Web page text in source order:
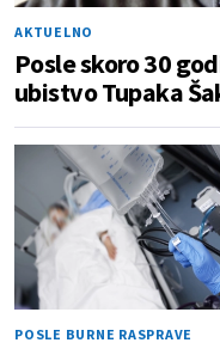
AKTUELNO
Posle skoro 30
ubistvo Tupaka
POSLE BURNE RASPRAVE